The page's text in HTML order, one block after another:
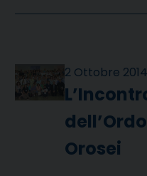
2 Ottobre 2014
Orosei